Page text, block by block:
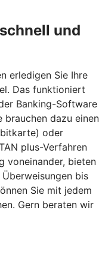
und
erledigen Sie Ihre
Das funktioniert
Banking-Software
brauchen dazu einen
oder
plus-Verfahren
voneinander, bieten
bis
Sie mit jedem
Gern beraten wir